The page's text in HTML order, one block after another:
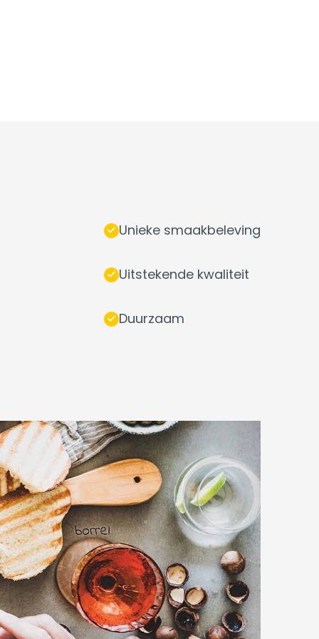
Unieke smaakbeleving
Uitstekende kwaliteit
Duurzaam